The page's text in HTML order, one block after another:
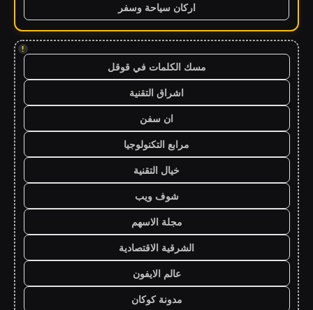
اركان سياحة وسفر
!
مسك الكلمات في قوقل
اشراق التقنية
ان سفن
مرابع التكنولوجيا
خيال التقنية
شوف ويب
مجلة الاسهم
الشرقية الاقتصادية
عالم الايفون
مدونة كوكان